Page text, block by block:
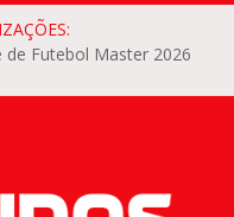
de Futebol Master 2026